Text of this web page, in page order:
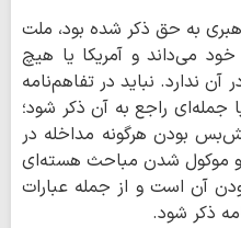
به حق ذکر شده بود، ملت
می‌داند و آمریکا یا هیچ
ندارد. نباید در تفاهم‌نامه
جمله‌ای راجع به آن ذکر شود؛
بودن هرگونه مداخله در
و موکول شدن مباحث هسته‌ای
آن است و از جمله عبارات
ذکر شود.